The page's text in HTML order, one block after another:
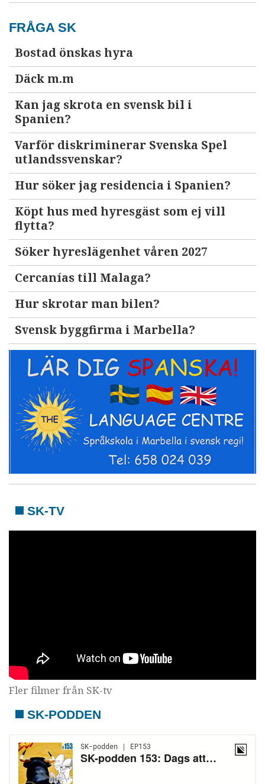
FRÅGA SK
Bostad önskas hyra
Däck m.m
Kan jag skrota en svensk bil i
Spanien?
Varför diskriminerar Svenska Spel
utlandssvenskar?
Hur söker jag residencia i Spanien?
Köpt hus med hyresgäst som ej vill
flytta?
Söker hyreslägenhet våren 2027
Cercanías till Malaga?
Hur skrotar man bilen?
Svensk byggfirma i Marbella?
SK-TV
Fler filmer från SK-tv
SK-PODDEN